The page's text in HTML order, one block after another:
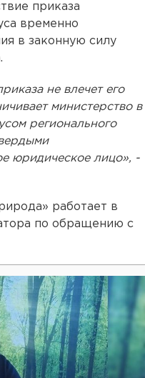
приказа
временно
в законную силу
не влечет его
министерство в
регионального
юридическое лицо», -
работает в
по обращению с